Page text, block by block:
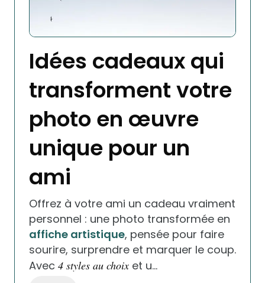
Idées cadeaux qui
transforment votre
photo en œuvre
unique pour un
ami
Offrez à votre ami un cadeau vraiment
personnel : une photo transformée en
affiche artistique, pensée pour faire
sourire, surprendre et marquer le coup.
Avec 4 styles au choix et u…